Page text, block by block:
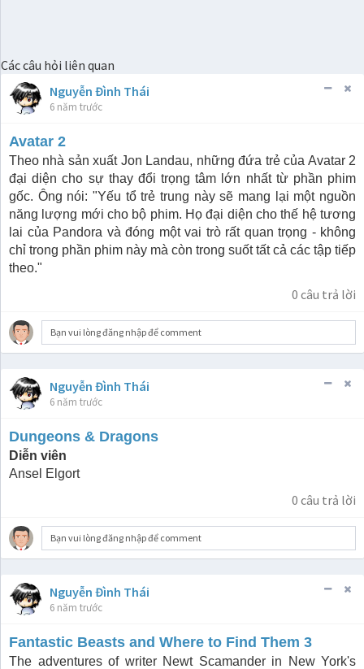
Các câu hỏi liên quan
Nguyễn Đình Thái
6 năm trước
Avatar 2
Theo nhà sản xuất Jon Landau, những đứa trẻ của Avatar 2
đại diện cho sự thay đổi trọng tâm lớn nhất từ phần phim
gốc. Ông nói: "Yếu tổ trẻ trung này sẽ mang lại một nguồn
năng lượng mới cho bộ phim. Họ đại diện cho thế hệ tương
lai của Pandora và đóng một vai trò rất quan trọng - không
chỉ trong phần phim này mà còn trong suốt tất cả các tập tiếp
theo."
0 câu trả lời
Bạn vui lòng đăng nhập để comment
Nguyễn Đình Thái
6 năm trước
Dungeons & Dragons
Diễn viên
Ansel Elgort
0 câu trả lời
Bạn vui lòng đăng nhập để comment
Nguyễn Đình Thái
6 năm trước
Fantastic Beasts and Where to Find Them 3
The adventures of writer Newt Scamander in New York's